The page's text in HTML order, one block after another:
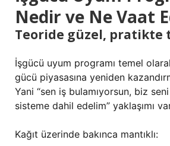
Nedir ve Ne Vaat
Teoride güzel, pratikte
İşgücü uyum programı temel
gücü piyasasına yeniden
Yani “sen iş bulamıyorsun, biz
sisteme dahil edelim” yaklaşımı
Kağıt üzerinde bakınca mantıklı: